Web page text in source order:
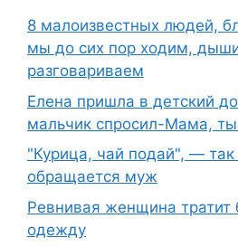
8 малоизвестных людей,
мы до сих пор ходим,
разговариваем
Елена пришла в детский
мальчик спросил-Мама,
"Курица, чай подай", —
обращается муж
Ревнивая женщина тратит
одежду